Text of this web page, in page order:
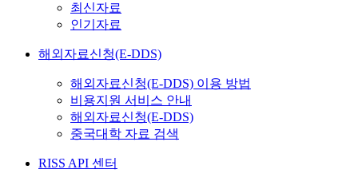
최신자료
인기자료
해외자료신청(E-DDS)
해외자료신청(E-DDS) 이용 방법
비용지원 서비스 안내
해외자료신청(E-DDS)
중국대학 자료 검색
RISS API 센터